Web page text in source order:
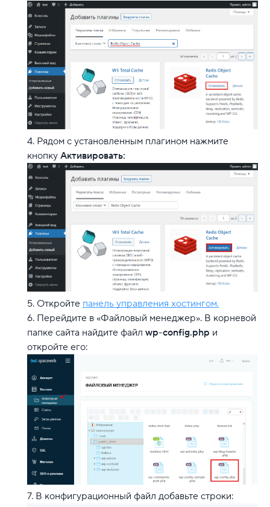
Рядом с установленным плагином нажмите
кнопку Активировать:
Откройте панель управления хостингом.
Перейдите в «Файловый менеджер». В корневой
папке сайта найдите файл wp-config.php и
откройте его:
В конфигурационный файл добавьте строки: